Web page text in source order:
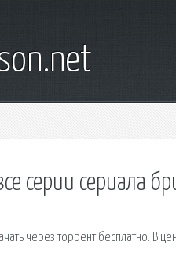
серии сериала
через торрент бесплатно. В